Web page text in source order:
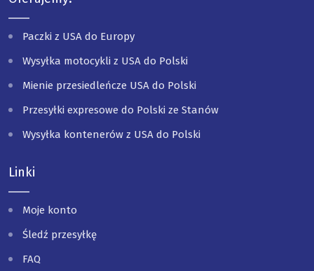
Paczki z USA do Europy
Wysyłka motocykli z USA do Polski
Mienie przesiedleńcze USA do Polski
Przesyłki expresowe do Polski ze Stanów
Wysyłka kontenerów z USA do Polski
Linki
Moje konto
Śledź przesyłkę
FAQ